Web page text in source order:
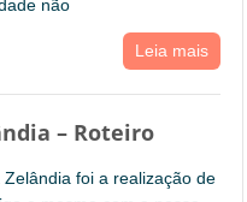
não
Leia mais
– Roteiro
Zelândia foi a realização de